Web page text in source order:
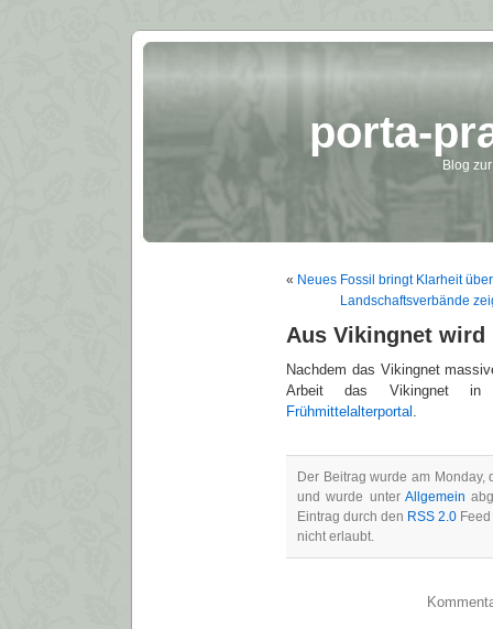
porta-
Blog
« Neues Fossil bringt Klarheit
Landschaftsverbände
Aus Vikingnet
Nachdem das Vikingnet
Arbeit das Vikingnet in
Frühmittelalterportal .
Der Beitrag wurde am
und wurde unter Allgemein
Eintrag durch den RSS 2.0
nicht erlaubt.